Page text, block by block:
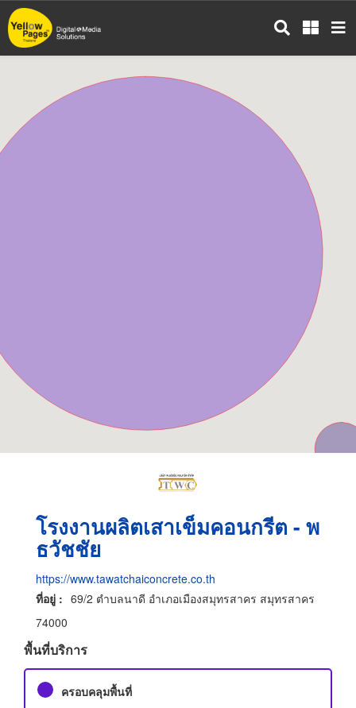
ข้าม
ไป
โรงงานผลิตเสาเข็มคอนกรีต - พ
ธวัชชัย
https://www.tawatchaiconcrete.co.th
ที่อยู่ : 69/2 ตำบลนาดี อำเภอเมืองสมุทรสาคร สมุทรสาคร
74000
พื้นที่บริการ
ครอบคลุมพื้นที่